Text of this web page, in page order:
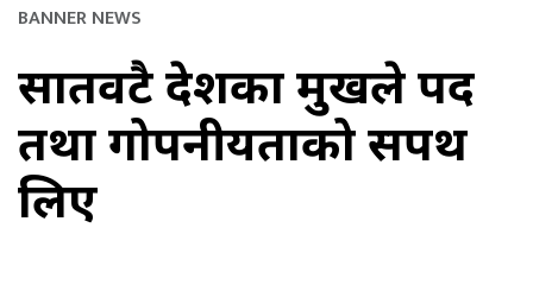
BANNER NEWS
सातवटै प्रदेशका प्रमुखले पद
तथा गोपनीयताको सपथ
लिए